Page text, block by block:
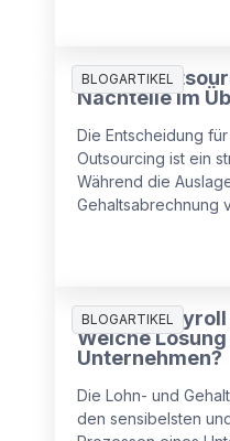
Lesen Sie, wie Sie
BLOGARTIKEL
Payroll
Nachteile im
Die Entscheidung
Outsourcing ist ein
Während die
Gehaltsabrechnung
BLOGARTIKEL
Inhouse
Welche
Unternehmen?
Die Lohn- und
den sensibelsten